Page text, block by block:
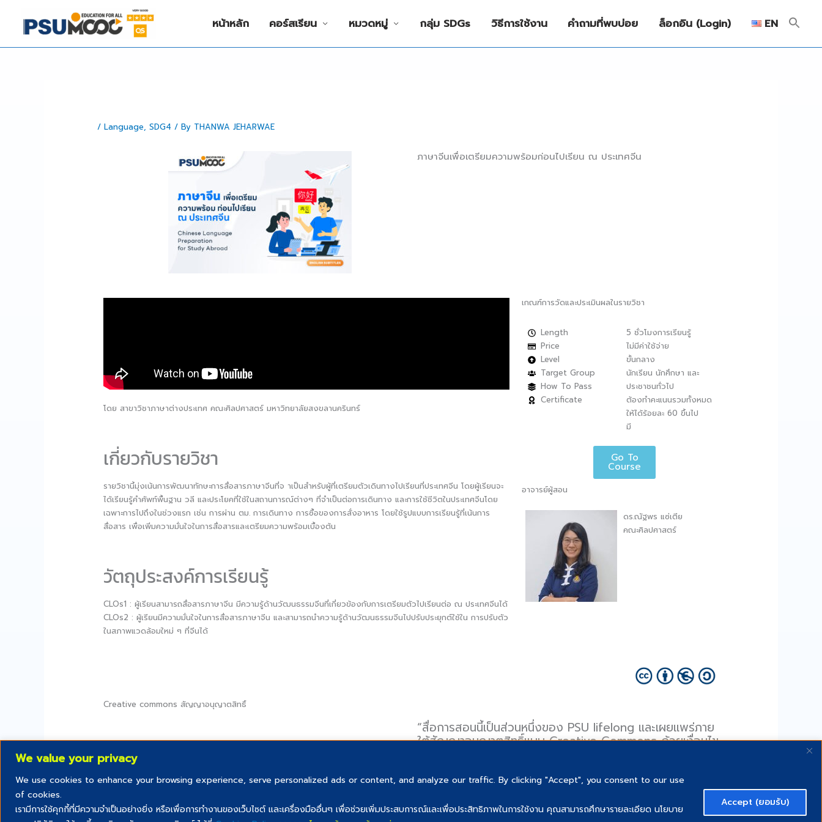
We value your privacy
We use cookies to enhance your browsing experience, serve personalized ads or content, and analyze our traffic. By clicking "Accept", you consent to our use
of cookies.
เรามีการใช้คุกกี้ที่มีความจำเป็นอย่างยิ่ง หรือเพื่อการทำงานของเว็บไซต์ และเครื่องมืออื่นๆ เพื่อช่วยเพิ่มประสบการณ์และเพื่อประสิทธิภาพในการใช้งาน คุณสามารถศึกษารายละเอียด นโยบาย
Accept (ยอมรับ)
content
หน้าหลัก คอร์สเรียน หมวดหมู่ กลุ่ม SDGs วิธีการใช้งาน คำถามที่พบบ่อย ล็อกอิน (Login) EN
/ Language, SDG4 / By THANWA JEHARWAE
ภาษาจีนเพื่อเตรียมความพร้อมก่อนไปเรียน ณ ประเทศจีน
โดย สาขาวิชาภาษาต่างประเทศ คณะศิลปศาสตร์ มหาวิทยาลัยสงขลานครินทร์
เกี่ยวกับรายวิชา
รายวิชานี้มุ่งเน้นการพัฒนาทักษะการสื่อสารภาษาจีนที่จ าเป็นสำหรับผู้ที่เตรียมตัวเดินทางไปเรียนที่ประเทศจีน โดยผู้เรียนจะ
ได้เรียนรู้คำศัพท์พื้นฐาน วลี และประโยคที่ใช้ในสถานการณ์ต่างๆ ที่จำเป็นต่อการเดินทาง และการใช้ชีวิตในประเทศจีนโดย
เฉพาะการไปถึงในช่วงแรก เช่น การผ่าน ตม. การเดินทาง การซื้อของการสั่งอาหาร โดยใช้รูปแบบการเรียนรู้ที่เน้นการ
สื่อสาร เพื่อเพิ่มความมั่นใจในการสื่อสารและเตรียมความพร้อมเบื้องต้น
วัตถุประสงค์การเรียนรู้
CLOs1 : ผู้เรียนสามารถสื่อสารภาษาจีน มีความรู้ด้านวัฒนธรรมจีนที่เกี่ยวข้องกับการเตรียมตัวไปเรียนต่อ ณ ประเทศจีนได้
CLOs2 : ผู้เรียนมีความมั่นใจในการสื่อสารภาษาจีน และสามารถนำความรู้ด้านวัฒนธรรมจีนไปปรับประยุกต์ใช้ใน การปรับตัว
ในสภาพแวดล้อมใหม่ ๆ ที่จีนได้
เกณฑ์การวัดและประเมินผลในรายวิชา
Length
Price
Level
Target Group
How To Pass
Certificate
5 ชั่วโมงการเรียนรู้
ไม่มีค่าใช้จ่าย
ขั้นกลาง
นักเรียน นักศึกษา และ
ประชาชนทั่วไป
ต้องทำคะแนนรวมทั้งหมด
ให้ได้ร้อยละ 60 ขึ้นไป
มี
Go To
Course
อาจารย์ผู้สอน
ดร.ณัฐพร แซ่เตีย
คณะศิลปศาสตร์
Creative commons สัญญาอนุญาตสิทธิ์
“สื่อการสอนนี้เป็นส่วนหนึ่งของ PSU lifelong และเผยแพร่ภาย
ใต้สัญญาอนุญาตสิทธิ์แบบ Creative Commons ด้วยเงื่อนไข